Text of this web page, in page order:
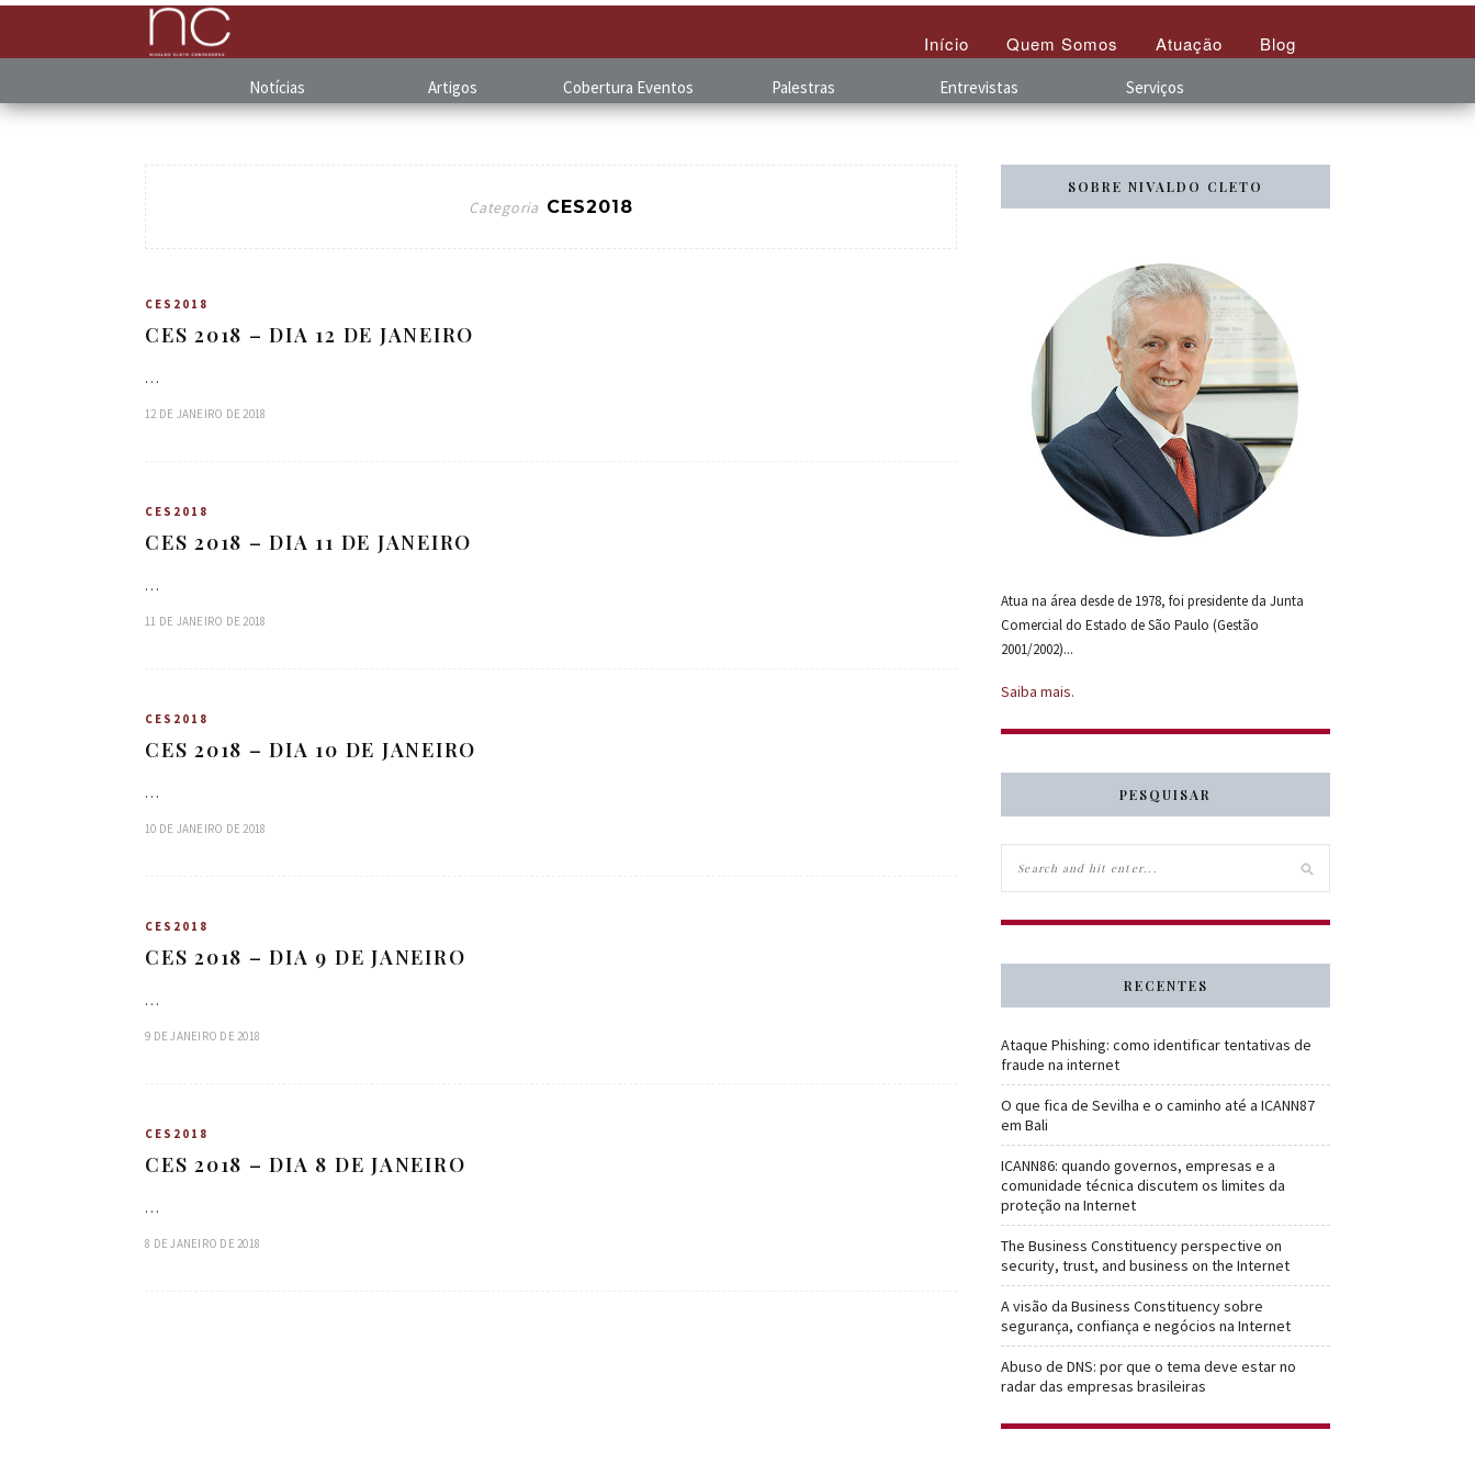
Início Quem Somos Atuação Blog
Notícias Artigos Cobertura Eventos Palestras Entrevistas Serviços
Categoria CES2018
CES2018
CES 2018 – DIA 12 DE JANEIRO
…
12 DE JANEIRO DE 2018
CES2018
CES 2018 – DIA 11 DE JANEIRO
…
11 DE JANEIRO DE 2018
CES2018
CES 2018 – DIA 10 DE JANEIRO
…
10 DE JANEIRO DE 2018
CES2018
CES 2018 – DIA 9 DE JANEIRO
…
9 DE JANEIRO DE 2018
CES2018
CES 2018 – DIA 8 DE JANEIRO
…
8 DE JANEIRO DE 2018
SOBRE NIVALDO CLETO
Atua na área desde de 1978, foi presidente da Junta
Comercial do Estado de São Paulo (Gestão
2001/2002)...
Saiba mais.
PESQUISAR
RECENTES
Ataque Phishing: como identificar tentativas de
fraude na internet
O que fica de Sevilha e o caminho até a ICANN87
em Bali
ICANN86: quando governos, empresas e a
comunidade técnica discutem os limites da
proteção na Internet
The Business Constituency perspective on
security, trust, and business on the Internet
A visão da Business Constituency sobre
segurança, confiança e negócios na Internet
Abuso de DNS: por que o tema deve estar no
radar das empresas brasileiras